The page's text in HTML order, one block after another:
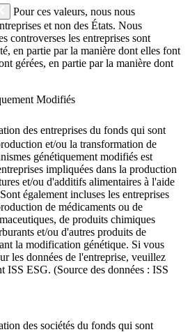
Pour ces valeurs, nous nous
et non des États. Nous
controverses les entreprises sont
en partie par la manière dont elles font
gérées, en partie par la manière dont
Modifiés
des entreprises du fonds qui sont
et/ou la transformation de
génétiquement modifiés est
impliquées dans la production
et/ou d'additifs alimentaires à l'aide
également incluses les entreprises
de médicaments ou de
de produits chimiques
et/ou d'autres produits de
la modification génétique. Si vous
les données de l'entreprise, veuillez
ISS ESG. (Source des données : ISS
des sociétés du fonds qui sont